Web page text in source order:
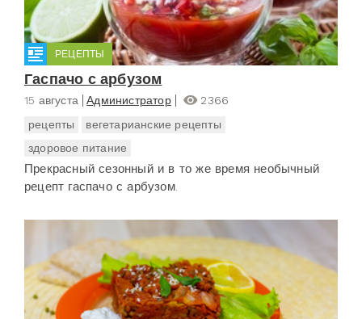
РЕЦЕПТЫ
Гаспачо с арбузом
15 августа Администратор
2366
рецепты
вегетарианские рецепты
здоровое питание
Прекрасный сезонный и в то же время необычный
рецепт гаспачо с арбузом.